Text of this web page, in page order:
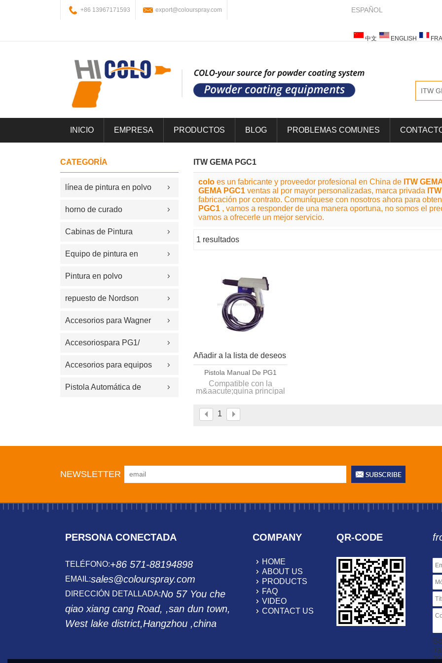
+86 13967171593 export@colourspray.com ESPAÑOL
中文 ENGLISH
INICIO EMPRESA PRODUCTOS BLOG PROBLEMAS COMUNES
CATEGORÍA
línea de pintura en polvo
horno de curado
Cabinas de Pintura
Equipo de pintura en
polvo
Pintura en polvo
electrost&#225;tica
repuesto de Nordson
Accesorios para Wagner
Accesoriospara PG1/
PG2A/Easyselect/OPTI
Accesorios para equipos
de recubrimiento
Pistola Automática de
ITW GEMA PGC1
colo es un fabricante y proveedor profesional en China de ITW
GEMA PGC1 ventas al por mayor personalizadas, marca privada
fabricación por contrato. Comuníquese con nosotros ahora para
PGC1 , vamos a responder de una manera oportuna, no somos el
vamos a ofrecerle un mejor servicio.
1 resultados
Añadir a la lista de deseos
Pistola Manual De PG1
Compatible con la
m&aacute;quina principal
100KV
1
NEWSLETTER
PERSONA CONECTADA
TELÉFONO:+86 571-88194898
EMAIL:sales@colourspray.com
DIRECCIÓN DETALLADA:No 57 You che
qiao xiang cang Road, ,san dun town,
West lake district,Hangzhou ,china
COMPANY
HOME
ABOUT US
PRODUCTS
FAQ
VIDEO
CONTACT US
QR-CODE